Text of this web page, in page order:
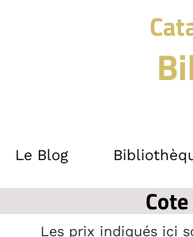
Le Blog
Les prix indiqués ici